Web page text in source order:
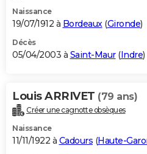
Naissance
19/07/1912 à Bordeaux (Gironde)
Décès
05/04/2003 à Saint-Maur(Indre)
Louis ARRIVET (79 ans)
Créer une cagnotte obsèques
Naissance
11/11/1922 à Cadours (Haute-